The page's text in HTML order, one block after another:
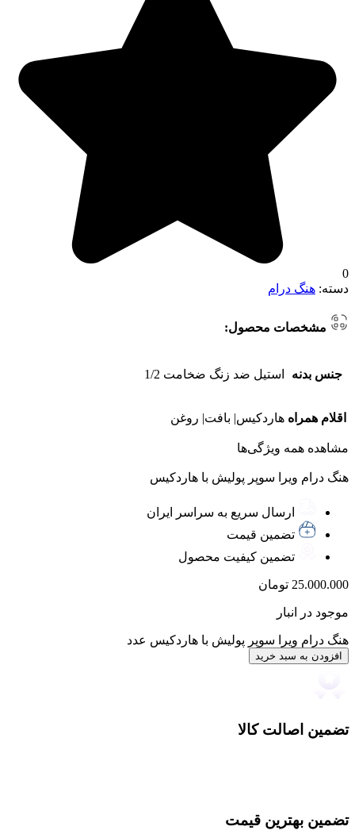
0
دسته: هنگ درام
مشخصات محصول:
جنس بدنه استیل ضد زنگ ضخامت 1/2
اقلام همراه هاردکیس| بافت| روغن
مشاهده همه ویژگی‌ها
هنگ درام ویرا سوپر پولیش با هاردکیس
ارسال سریع به سراسر ایران
تضمین قیمت
تضمین کیفیت محصول
25.000.000 تومان
موجود در انبار
هنگ درام ویرا سوپر پولیش با هاردکیس عدد
افزودن به سبد خرید
تضمین اصالت کالا
تضمین بهترین قیمت